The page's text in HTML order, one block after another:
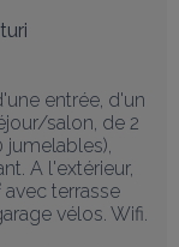
entrée, d'un
salon, de 2
jumelables),
A l'extérieur,
terrasse
vélos. Wifi.